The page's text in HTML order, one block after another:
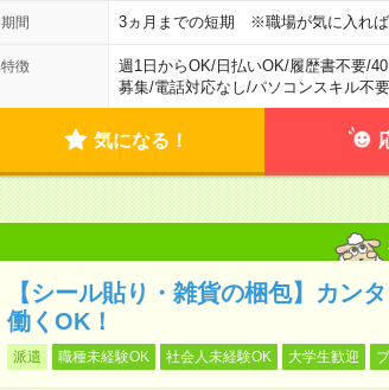
期間 3ヵ月までの短期 ※職場が気に入れ
特徴 週1日からOK/日払いOK/履歴書不要/
募集/電話対応なし/パソコンスキル不要
気になる！
【シール貼り・雑貨の梱包】カン
働くOK！
派遣 職種未経験OK 社会人未経験OK 大学生歓迎